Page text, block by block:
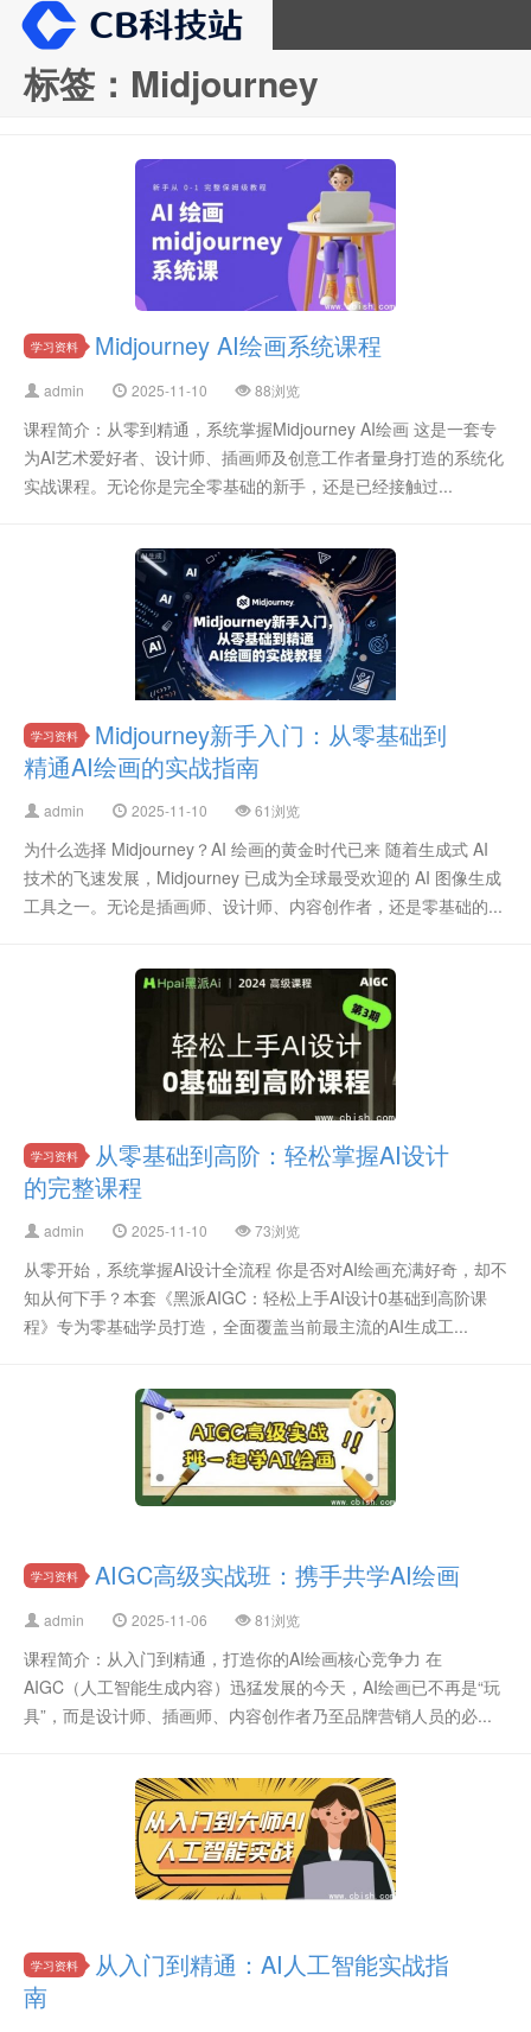
标签：Midjourney
学习资料 Midjourney AI绘画系统课程
admin 2025-11-10 88浏览
课程简介：从零到精通，系统掌握Midjourney AI绘画 这是一套专
为AI艺术爱好者、设计师、插画师及创意工作者量身打造的系统化
实战课程。无论你是完全零基础的新手，还是已经接触过...
学习资料
Midjourney新手入门：从零基础到
精通AI绘画的实战指南
admin 2025-11-10 61浏览
为什么选择 Midjourney？AI 绘画的黄金时代已来 随着生成式 AI
技术的飞速发展，Midjourney 已成为全球最受欢迎的 AI 图像生成
工具之一。无论是插画师、设计师、内容创作者，还是零基础的...
学习资料
从零基础到高阶：轻松掌握AI设计
的完整课程
admin 2025-11-10 73浏览
从零开始，系统掌握AI设计全流程 你是否对AI绘画充满好奇，却不
知从何下手？本套《黑派AIGC：轻松上手AI设计0基础到高阶课
程》专为零基础学员打造，全面覆盖当前最主流的AI生成工...
学习资料 AIGC高级实战班：携手共学AI绘画
admin 2025-11-06 81浏览
课程简介：从入门到精通，打造你的AI绘画核心竞争力 在
AIGC（人工智能生成内容）迅猛发展的今天，AI绘画已不再是“玩
具”，而是设计师、插画师、内容创作者乃至品牌营销人员的必...
学习资料
从入门到精通：AI人工智能实战指
南